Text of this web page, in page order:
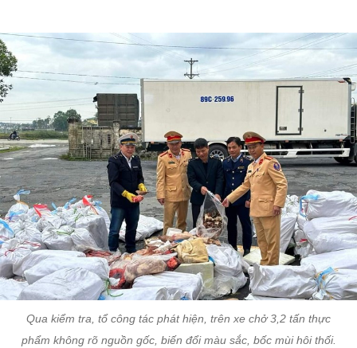
Qua kiểm tra, tổ công tác phát hiện, trên xe chở 3,2 tấn thực
phẩm không rõ nguồn gốc, biến đổi màu sắc, bốc mùi hôi thối.